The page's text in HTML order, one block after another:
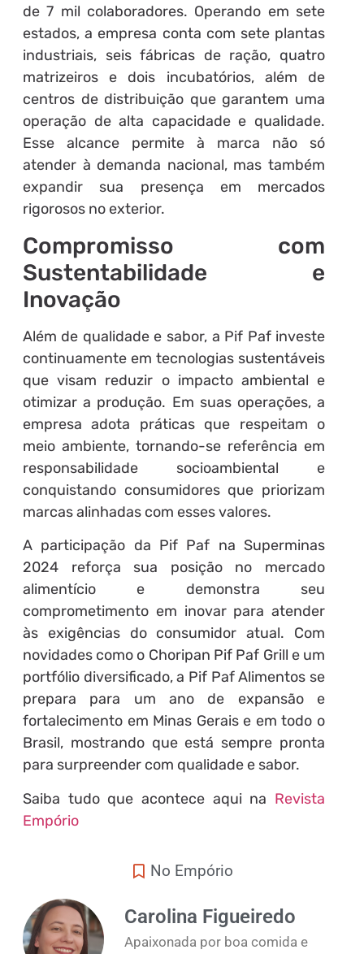
de 7 mil colaboradores. Operando em sete
estados, a empresa conta com sete plantas
industriais, seis fábricas de ração, quatro
matrizeiros e dois incubatórios, além de
centros de distribuição que garantem uma
operação de alta capacidade e qualidade.
Esse alcance permite à marca não só
atender à demanda nacional, mas também
expandir sua presença em mercados
rigorosos no exterior.
Compromisso com
Sustentabilidade e
Inovação
Além de qualidade e sabor, a Pif Paf investe
continuamente em tecnologias sustentáveis
que visam reduzir o impacto ambiental e
otimizar a produção. Em suas operações, a
empresa adota práticas que respeitam o
meio ambiente, tornando-se referência em
responsabilidade socioambiental e
conquistando consumidores que priorizam
marcas alinhadas com esses valores.
A participação da Pif Paf na Superminas
2024 reforça sua posição no mercado
alimentício e demonstra seu
comprometimento em inovar para atender
às exigências do consumidor atual. Com
novidades como o Choripan Pif Paf Grill e um
portfólio diversificado, a Pif Paf Alimentos se
prepara para um ano de expansão e
fortalecimento em Minas Gerais e em todo o
Brasil, mostrando que está sempre pronta
para surpreender com qualidade e sabor.
Saiba tudo que acontece aqui na Revista
Empório
No Empório
Carolina Figueiredo
Apaixonada por boa comida e